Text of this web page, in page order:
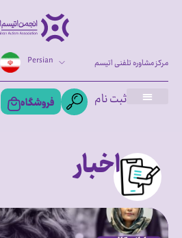
Persian مرکز مشاوره تلفنی اتیسم
ثبت نام فروشگاه
اخبار